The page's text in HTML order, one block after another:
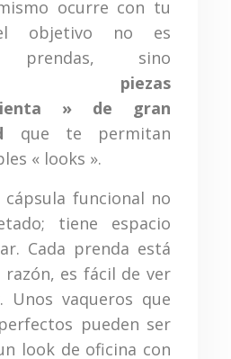
ocurre con tu
objetivo no es
prendas, sino
piezas
» de gran
que te permitan
« looks ».
funcional no
tiene espacio
Cada prenda está
es fácil de ver
Unos vaqueros que
pueden ser
look de oficina con